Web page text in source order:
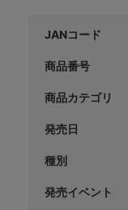
JANコード
商品番号
商品カテゴリ
発売日
種別
発売イベント